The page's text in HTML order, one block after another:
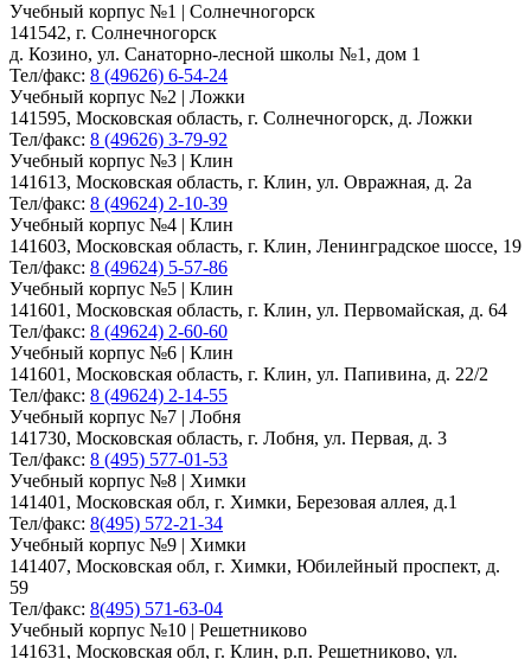
Учебный корпус №1 | Солнечногорск
141542, г. Солнечногорск
д. Козино, ул. Санаторно-лесной школы №1, дом 1
Тел/факс: 8 (49626) 6-54-24
Учебный корпус №2 | Ложки
141595, Московская область, г. Солнечногорск, д. Ложки
Тел/факс: 8 (49626) 3-79-92
Учебный корпус №3 | Клин
141613, Московская область, г. Клин, ул. Овражная, д. 2а
Тел/факс: 8 (49624) 2-10-39
Учебный корпус №4 | Клин
141603, Московская область, г. Клин, Ленинградское шоссе, 19
Тел/факс: 8 (49624) 5-57-86
Учебный корпус №5 | Клин
141601, Московская область, г. Клин, ул. Первомайская, д. 64
Тел/факс: 8 (49624) 2-60-60
Учебный корпус №6 | Клин
141601, Московская область, г. Клин, ул. Папивина, д. 22/2
Тел/факс: 8 (49624) 2-14-55
Учебный корпус №7 | Лобня
141730, Московская область, г. Лобня, ул. Первая, д. 3
Тел/факс: 8 (495) 577-01-53
Учебный корпус №8 | Химки
141401, Московская обл, г. Химки, Березовая аллея, д.1
Тел/факс: 8(495) 572-21-34
Учебный корпус №9 | Химки
141407, Московская обл, г. Химки, Юбилейный проспект, д.
59
Тел/факс: 8(495) 571-63-04
Учебный корпус №10 | Решетниково
141631, Московская обл, г. Клин, р.п. Решетниково, ул.